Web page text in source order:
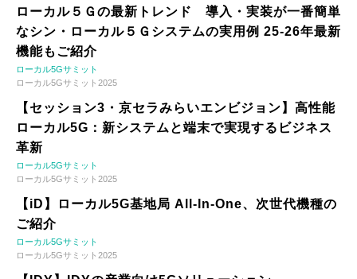
ローカル５Ｇの最新トレンド 導入・実装が一番簡単
なシン・ローカル５Ｇシステムの実用例 25-26年最新
機能もご紹介
ローカル5Gサミット
ローカル5Gサミット2025
【セッション3・京セラみらいエンビジョン】高性能
ローカル5G：新システムと端末で実現するビジネス
革新
ローカル5Gサミット
ローカル5Gサミット2025
【iD】ローカル5G基地局 All-In-One、次世代機種の
ご紹介
ローカル5Gサミット
ローカル5Gサミット2025